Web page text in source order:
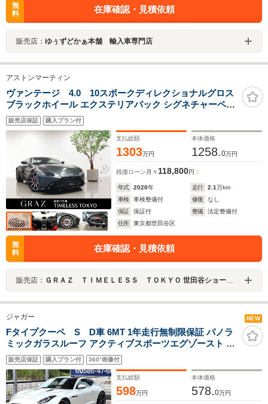
無
料
在庫確認・見積依頼
販売店： ゆぅずどかぁ本舗 輸入車専門店
アストンマーティン
ヴァンテージ 4.0 10スポークディレクショナルグロス
ブラックホイール エクステリアパック シグネチャーペイ
ント レザーカラーパレット 認定中古車保証
販売店保証 購入プラン付
支払総額
1303万円
本体価格
1258.0万円
残価ローン 月々 118,800円
年式 2020年 走行 2.1万km
車検
車検整備付 修復
なし
保証
保証付 整備
法定整備付
住所
東京都世田谷区
無
料
在庫確認・見積依頼
販売店： ＧＲＡＺ ＴＩＭＥＬＥＳＳ ＴＯＫＹＯ 世田谷ショールーム
ジャガー NEW
Fタイプクーペ S D車 6MT 1年走行無制限保証 パノラ
ミックガラスルーフ アクティブスポーツエグゾースト プ
レミアムレザーインテリア 鍛造アロイテクニカルグレー
カーボンホイール 電動テールゲート オートエアコン Bカ
メラ
販売店保証 購入プラン付 360°画像付
支払総額
598万円
本体価格
578.0万円